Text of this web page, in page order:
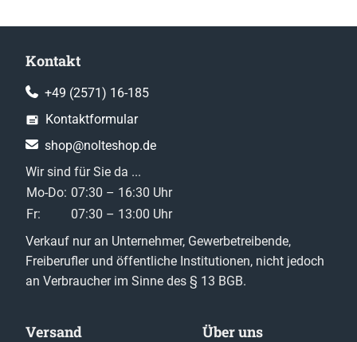
Kontakt
+49 (2571) 16-185
Kontaktformular
shop@nolteshop.de
Wir sind für Sie da ...
Mo-Do: 07:30 – 16:30 Uhr
Fr:
07:30 – 13:00 Uhr
Verkauf nur an Unternehmer, Gewerbetreibende,
Freiberufler und öffentliche Institutionen, nicht jedoch
an Verbraucher im Sinne des § 13 BGB.
Versand Über uns